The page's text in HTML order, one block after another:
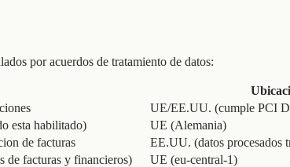
por acuerdos de tratamiento de datos:
UE/EE.UU. (cumple PCI
esta habilitado)
UE (Alemania)
de facturas
EE.UU. (datos procesados
de facturas y financieros)
UE (eu-central-1)